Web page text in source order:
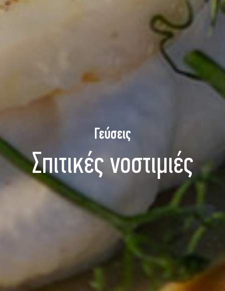
Γεύσεις
Σπιτικές νοστιμιές